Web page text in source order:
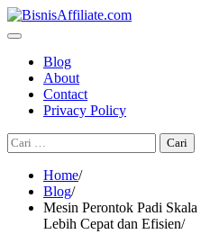
Skip
to
Blog
About
Contact
Privacy Policy
Cari
untuk:
Home
Blog
Mesin Perontok Padi
Lebih Cepat dan Efisien